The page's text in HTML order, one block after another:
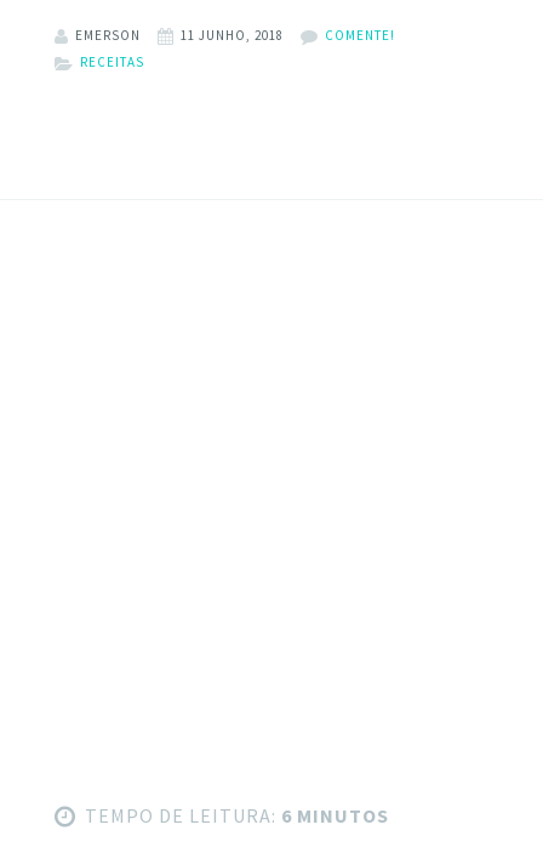
EMERSON 11 JUNHO, 2018
COMENTE!
RECEITAS
TEMPO DE LEITURA: 6 MINUTOS